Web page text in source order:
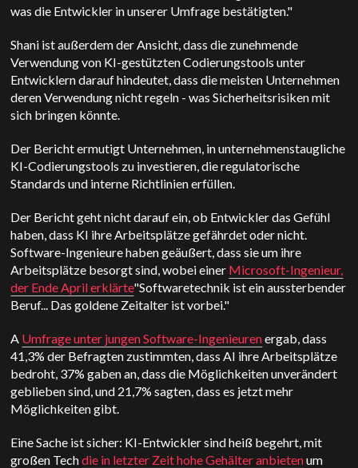
was die Entwickler in unserer Umfrage bestätigten."
Shani ist außerdem der Ansicht, dass die zunehmende
Verwendung von KI-gestützten Codierungstools unter
Entwicklern darauf hindeutet, dass die meisten Unternehmen
deren Verwendung nicht regeln - was Sicherheitsrisiken mit
sich bringen könnte.
Der Bericht ermutigt Unternehmen, in unternehmenstaugliche
KI-Codierungstools zu investieren, die regulatorische
Standards und interne Richtlinien erfüllen.
Der Bericht geht nicht darauf ein, ob Entwickler das Gefühl
haben, dass KI ihre Arbeitsplätze gefährdet oder nicht.
Software-Ingenieure haben geäußert, dass sie um ihre
Arbeitsplätze besorgt sind, wobei einer Microsoft-Ingenieur,
der Ende April erklärte"Softwaretechnik ist ein aussterbender
Beruf... Das goldene Zeitalter ist vorbei."
A Umfrage unter jungen Software-Ingenieurenergab, dass
41,3% der Befragten zustimmten, dass AI ihre Arbeitsplätze
bedroht, 37% gaben an, dass die Möglichkeiten unverändert
geblieben sind, und 21,7% sagten, dass es jetzt mehr
Möglichkeiten gibt.
Eine Sache ist sicher: KI-Entwickler sind heiß begehrt, mit
großen Techdie in letzter Zeit hohe Gehälter anbietenum